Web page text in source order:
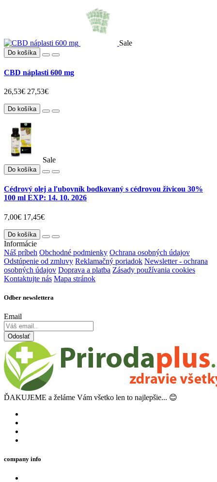
Sale
Do košíka
CBD náplasti 600 mg
26,53€ 27,53€
Do košíka
Sale
Do košíka
Cédrový olej a ľubovník bodkovaný s cédrovou živicou 30%
100 ml EXP: 14. 10. 2026
7,00€ 17,45€
Do košíka
Informácie
Náš príbeh Obchodné podmienky Ochrana osobných údajov
Odstúpenie od zmluvy Reklamačný poriadok Newsletter - ochrana
osobných údajov Doprava a platba Zásady používania cookies
Kontaktujte nás Mapa stránok
Odber newslettera
Email
Odoslať
ĎAKUJEME a želáme Vám všetko len to najlepšie... 😊
company info